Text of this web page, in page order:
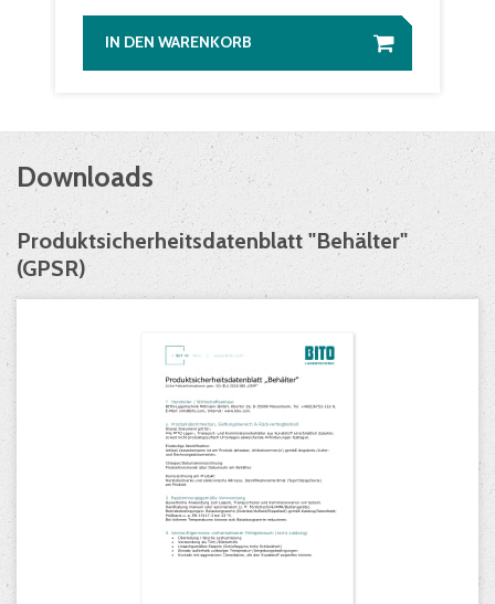
IN DEN WARENKORB
Downloads
Produktsicherheitsdatenblatt "Behälter"
(GPSR)